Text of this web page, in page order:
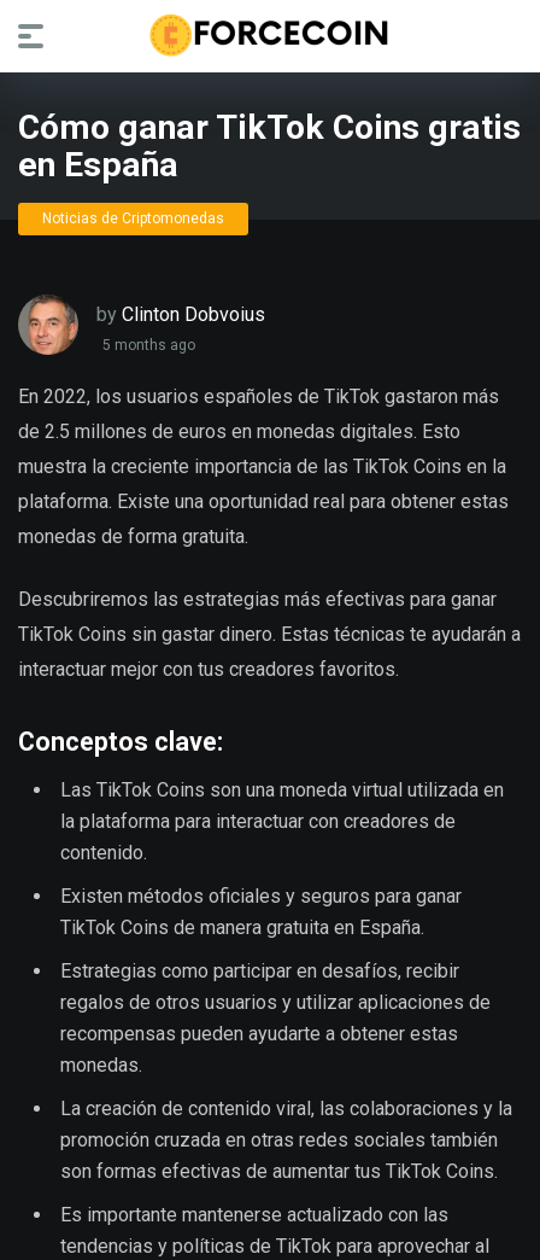
Cómo ganar TikTok Coins gratis
en España
Noticias de Criptomonedas
by Clinton Dobvoius
5 months ago
En 2022, los usuarios españoles de TikTok gastaron más
de 2.5 millones de euros en monedas digitales. Esto
muestra la creciente importancia de las TikTok Coins en la
plataforma. Existe una oportunidad real para obtener estas
monedas de forma gratuita.
Descubriremos las estrategias más efectivas para ganar
TikTok Coins sin gastar dinero. Estas técnicas te ayudarán a
interactuar mejor con tus creadores favoritos.
Conceptos clave:
Las TikTok Coins son una moneda virtual utilizada en
la plataforma para interactuar con creadores de
contenido.
Existen métodos oficiales y seguros para ganar
TikTok Coins de manera gratuita en España.
Estrategias como participar en desafíos, recibir
regalos de otros usuarios y utilizar aplicaciones de
recompensas pueden ayudarte a obtener estas
monedas.
La creación de contenido viral, las colaboraciones y la
promoción cruzada en otras redes sociales también
son formas efectivas de aumentar tus TikTok Coins.
Es importante mantenerse actualizado con las
tendencias y políticas de TikTok para aprovechar al